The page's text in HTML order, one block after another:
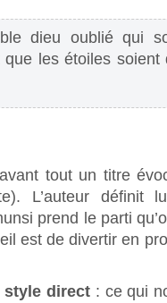
dieu oublié qui
les étoiles soient
tout un titre
L’auteur définit
prend le parti
est de divertir en
style direct : ce qui